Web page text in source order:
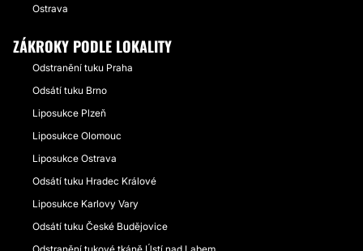
Ostrava
ZÁKROKY PODLE LOKALITY
Odstranění tuku Praha
Odsátí tuku Brno
Liposukce Plzeň
Liposukce Olomouc
Liposukce Ostrava
Odsátí tuku Hradec Králové
Liposukce Karlovy Vary
Odsátí tuku České Budějovice